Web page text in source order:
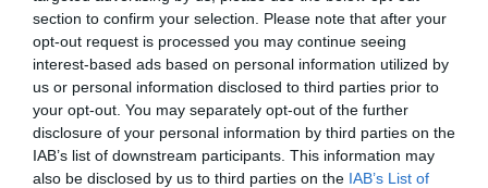
section to confirm your selection. Please note that after your
opt-out request is processed you may continue seeing
interest-based ads based on personal information utilized by
us or personal information disclosed to third parties prior to
your opt-out. You may separately opt-out of the further
disclosure of your personal information by third parties on the
IAB’s list of downstream participants. This information may
also be disclosed by us to third parties on the IAB’s List of